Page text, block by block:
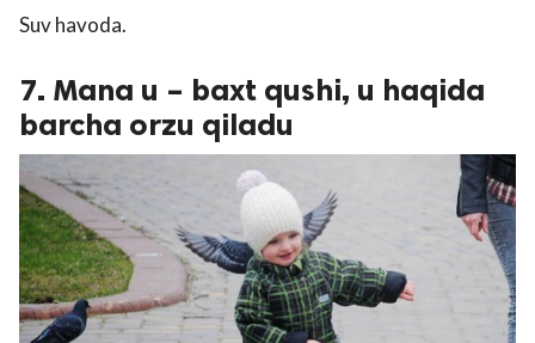
Suv havoda.
7. Mana u – baxt qushi, u haqida
barcha orzu qiladu